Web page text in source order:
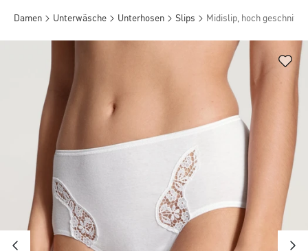
Damen Unterwäsche Unterhosen Slips Midislip, hoch